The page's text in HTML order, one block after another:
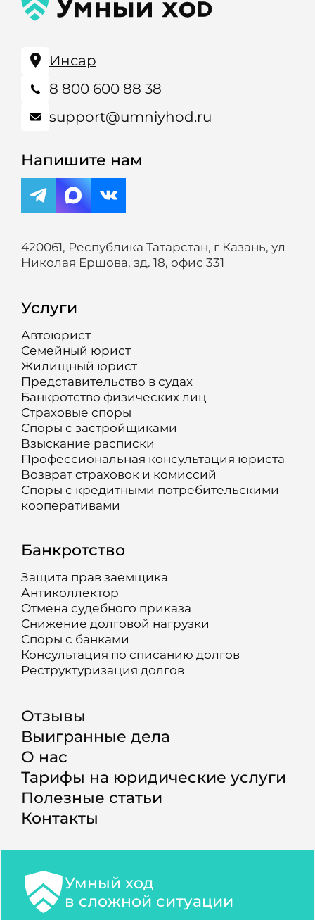
Инсар
8 800 600 88 38
support@umniyhod.ru
Напишите нам
420061, Республика Татарстан, г Казань, ул
Николая Ершова, зд. 18, офис 331
Услуги
Автоюрист
Семейный юрист
Жилищный юрист
Представительство в судах
Банкротство физических лиц
Страховые споры
Споры с застройщиками
Взыскание расписки
Профессиональная консультация юриста
Возврат страховок и комиссий
Споры с кредитными потребительскими
кооперативами
Банкротство
Защита прав заемщика
Антиколлектор
Отмена судебного приказа
Снижение долговой нагрузки
Споры с банками
Консультация по списанию долгов
Реструктуризация долгов
Отзывы
Выигранные дела
О нас
Тарифы на юридические услуги
Полезные статьи
Контакты
Умный ход
в сложной ситуации